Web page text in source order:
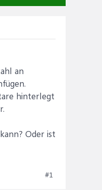
an
hinterlegt
Oder ist
#1